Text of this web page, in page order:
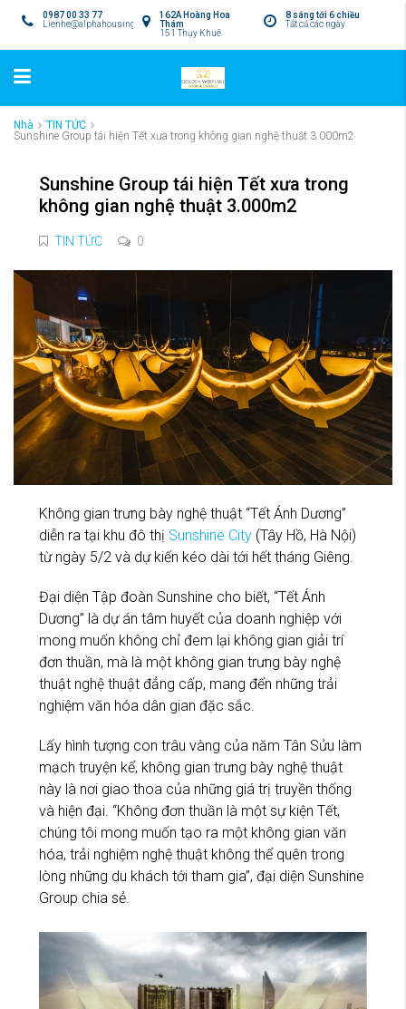
8 sáng tới 6 chiều
Tất cả các ngày
162A Hoàng Hoa
Thám
151 Thụy Khuê
0987 00 33 77
Lienhe@alphahousing.vn
Nhà
TIN TỨC
Sunshine Group tái hiện Tết xưa trong không gian nghệ thuật 3.000m2
Sunshine Group tái hiện Tết xưa trong
không gian nghệ thuật 3.000m2
TIN TỨC 0
Không gian trưng bày nghệ thuật “Tết Ánh Dương”
diễn ra tại khu đô thị Sunshine City (Tây Hồ, Hà Nội)
từ ngày 5/2 và dự kiến kéo dài tới hết tháng Giêng.
Đại diện Tập đoàn Sunshine cho biết, “Tết Ánh
Dương” là dự án tâm huyết của doanh nghiệp với
mong muốn không chỉ đem lại không gian giải trí
đơn thuần, mà là một không gian trưng bày nghệ
thuật nghệ thuật đẳng cấp, mang đến những trải
nghiệm văn hóa dân gian đặc sắc.
Lấy hình tượng con trâu vàng của năm Tân Sửu làm
mạch truyện kể, không gian trưng bày nghệ thuật
này là nơi giao thoa của những giá trị truyền thống
và hiện đại. “Không đơn thuần là một sự kiện Tết,
chúng tôi mong muốn tạo ra một không gian văn
hóa, trải nghiệm nghệ thuật không thể quên trong
lòng những du khách tới tham gia”, đại diện Sunshine
Group chia sẻ.